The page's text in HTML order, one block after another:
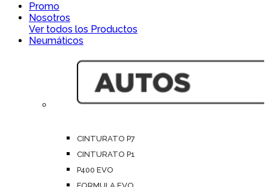
Promo
Nosotros
Ver todos los Productos
Neumáticos
CINTURATO P7
CINTURATO P1
P400 EVO